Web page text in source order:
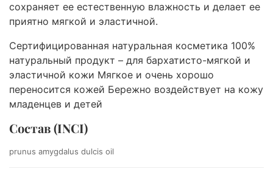
сохраняет ее естественную влажность и делает ее
приятно мягкой и эластичной.
Сертифицированная натуральная косметика 100%
натуральный продукт – для бархатисто-мягкой и
эластичной кожи Мягкое и очень хорошо
переносится кожей Бережно воздействует на кожу
младенцев и детей
Состав (INCI)
prunus amygdalus dulcis oil